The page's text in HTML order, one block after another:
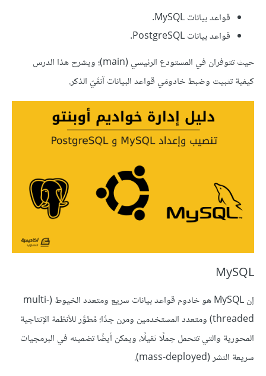
قواعد بيانات MySQL.
قواعد بيانات PostgreSQL.
حيث تتوفران في المستودع الرئيسي (main)؛ ويشرح هذا الدرس
كيفية تثبيت وضبط خادومَي قواعد البيانات آنفَيّ الذكر.
MySQL
إن MySQL هو خادوم قواعد بيانات سريع ومتعدد الخيوط (multi-
threaded) ومتعدد المستخدمين ومرن جدًا؛ مُطوَّر للأنظمة الإنتاجية
المحورية والتي تتحمل حِملًا ثقيلًا، ويمكن أيضًا تضمينه في البرمجيات
سريعة النشر (mass-deployed).